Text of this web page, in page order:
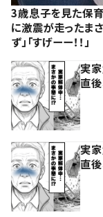
3歳息子を見た保
に激震が走ったま
ず」「すげーー！！」
実
直
実
直